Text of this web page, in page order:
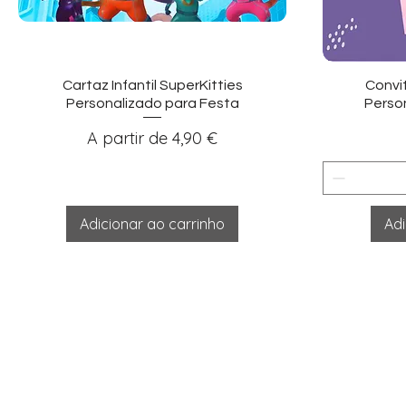
Visualização rápida
Cartaz Infantil SuperKitties
Personalizado para Festa
A partir de 4,90 €
Preço promocional
Adicionar ao carrinho